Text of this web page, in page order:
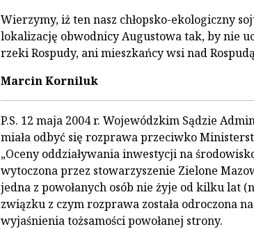
Wierzymy, iż ten nasz chłopsko-ekologiczny
lokalizację obwodnicy Augustowa tak, by nie
rzeki Rospudy, ani mieszkańcy wsi nad
Marcin Korniluk
P.S. 12 maja 2004 r. Wojewódzkim Sądzie
miała odbyć się rozprawa przeciwko
„Oceny oddziaływania inwestycji na
wytoczona przez stowarzyszenie Zielone
jedna z powołanych osób nie żyje od kilku lat
związku z czym rozprawa została odroczona
wyjaśnienia tożsamości powołanej strony.